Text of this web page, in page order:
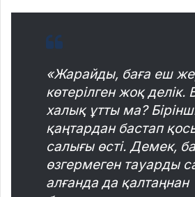
«Жарайды, баға еш
көтерілген жоқ делік.
халық ұтты ма?
қаңтардан бастап
салығы өсті. Демек,
өзгермеген тауарды
алғанда да қалтаңнан